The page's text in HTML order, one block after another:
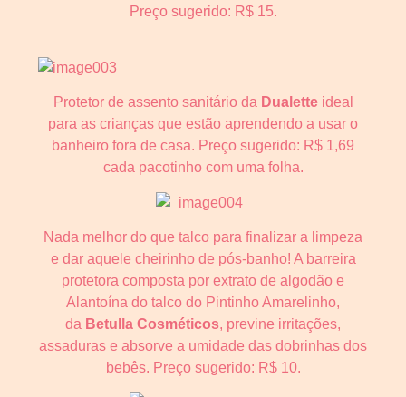
Preço sugerido: R$ 15.
Protetor de assento sanitário da Dualetteideal
para as crianças que estão aprendendo a usar o
banheiro fora de casa. Preço sugerido: R$ 1,69
cada pacotinho com uma folha.
Nada melhor do que talco para finalizar a limpeza
e dar aquele cheirinho de pós-banho! A barreira
protetora composta por extrato de algodão e
Alantoína do talco do Pintinho Amarelinho,
da Betulla Cosméticos, previne irritações,
assaduras e absorve a umidade das dobrinhas dos
bebês. Preço sugerido: R$ 10.